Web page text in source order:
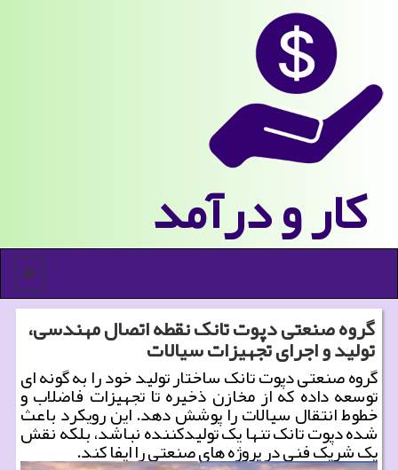
كار و درآمد
منو
گروه صنعتی دپوت تانک نقطه اتصال مهندسی،
تولید و اجرای تجهیزات سیالات
گروه صنعتی دپوت تانک ساختار تولید خود را به گونه ای
توسعه داده که از مخازن ذخیره تا تجهیزات فاضلاب و
خطوط انتقال سیالات را پوشش دهد. این رویکرد باعث
شده دپوت تانک تنها یک تولیدکننده نباشد، بلکه نقش
یک شریک فنی در پروژه های صنعتی را ایفا کند.